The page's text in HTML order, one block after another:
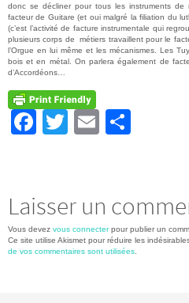
donc se décliner pour tous les instruments de
facteur de Guitare (et oui malgré la filiation du
(c’est l’activité de facture instrumentale qui
plusieurs corps de métiers travaillent pour le
l’Orgue en lui même et les mécanismes. Les
bois et en métal. On parlera également de
d’Accordéons…
Fa
o
o
k
T
er
E
er
Laisser un
Vous devez vous connecterpour publier un
Ce site utilise Akismet pour réduire les
de vos commentaires sont utilisées